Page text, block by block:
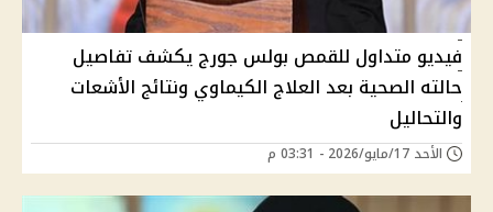
فيديو متداول للقمص بولس جورج يكشف تفاصيل
حالته الصحية بعد العلاج الكيماوي ونتائج الأشعات
والتحاليل
الأحد 17/مايو/2026 - 03:31 م